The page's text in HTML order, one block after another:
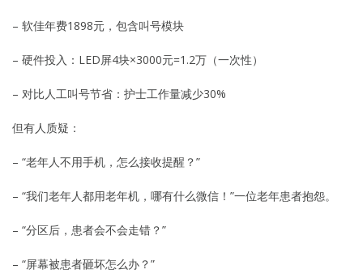
– 软佳年费1898元，包含叫号模块
– 硬件投入：LED屏4块×3000元=1.2万（一次性）
– 对比人工叫号节省：护士工作量减少30%
但有人质疑：
– “老年人不用手机，怎么接收提醒？”
– “我们老年人都用老年机，哪有什么微信！”一位老年患者抱怨。
– “分区后，患者会不会走错？”
– “屏幕被患者砸坏怎么办？”